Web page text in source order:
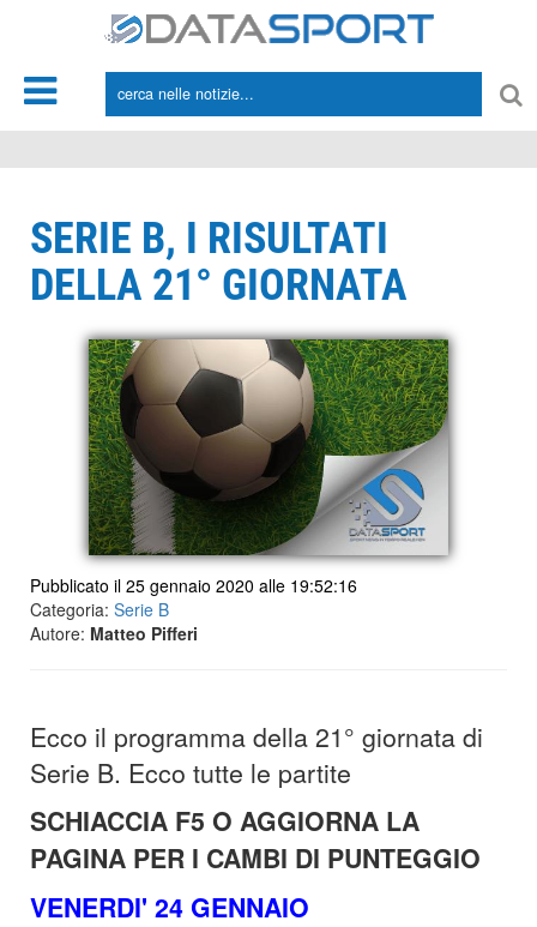
SERIE B, I RISULTATI
DELLA 21° GIORNATA
Pubblicato il 25 gennaio 2020 alle 19:52:16
Categoria: Serie B
Autore: Matteo Pifferi
Ecco il programma della 21° giornata di
Serie B. Ecco tutte le partite
SCHIACCIA F5 O AGGIORNA LA
PAGINA PER I CAMBI DI PUNTEGGIO
VENERDI' 24 GENNAIO